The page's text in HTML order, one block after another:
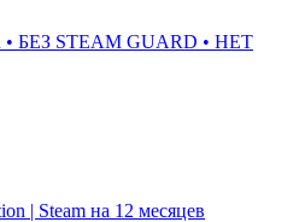
• БЕЗ STEAM GUARD • НЕТ
| Steam на 12 месяцев